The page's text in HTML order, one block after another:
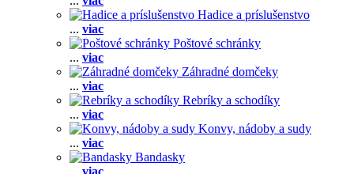
Hadice a príslušenstvo
... viac
Poštové schránky
... viac
Záhradné domčeky
... viac
Rebríky a schodíky
... viac
Konvy, nádoby a sudy
... viac
Bandasky
... viac